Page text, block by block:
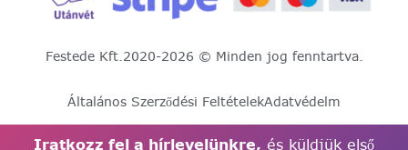
Festede Kft.2020-2026 © Minden jog fenntartva.
Általános Szerződési FeltételekAdatvédelm
Iratkozz fel a hírlevelünkre, és küldjük első